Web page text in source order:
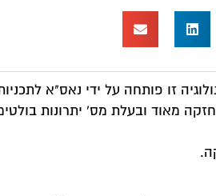
מאוד ובעלת מס' יתרונות